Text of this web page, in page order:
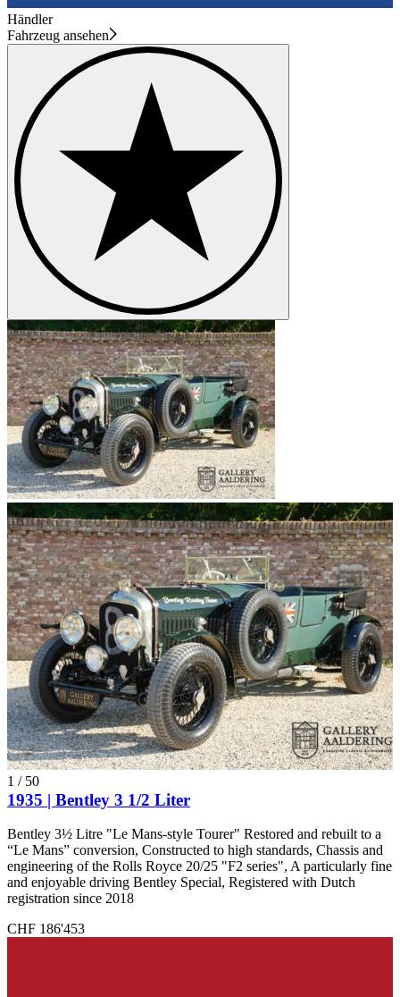
Händler
Fahrzeug ansehen
1 / 50
1935 | Bentley 3 1/2 Liter
Bentley 3½ Litre "Le Mans-style Tourer" Restored and rebuilt to a
“Le Mans” conversion, Constructed to high standards, Chassis and
engineering of the Rolls Royce 20/25 "F2 series", A particularly fine
and enjoyable driving Bentley Special, Registered with Dutch
registration since 2018
CHF 186'453